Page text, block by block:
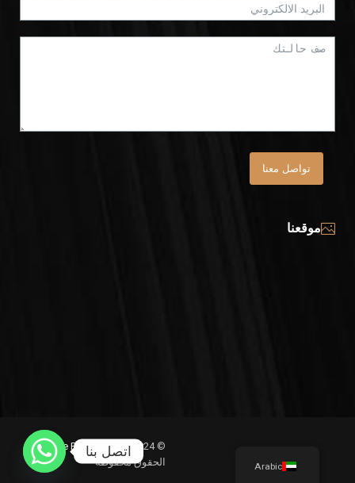
تواصل معنا
موقعنا
© 2024
The Future Visionجمع
الحقوق محفوظة
Arabic
اتصل بنا